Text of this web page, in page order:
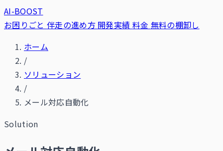
AI-BOOST
お困りごと 伴走の進め方 開発実績 料金 無料の棚卸し
ホーム
/
ソリューション
/
メール対応自動化
Solution